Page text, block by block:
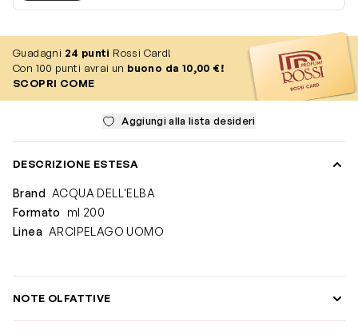
Guadagni 24 punti Rossi Card!
Con 100 punti avrai un buono da 10,00 €!
SCOPRI COME
Aggiungi alla lista desideri
DESCRIZIONE ESTESA
Brand ACQUA DELL'ELBA
Formato
ml 200
Linea ARCIPELAGO UOMO
NOTE OLFATTIVE